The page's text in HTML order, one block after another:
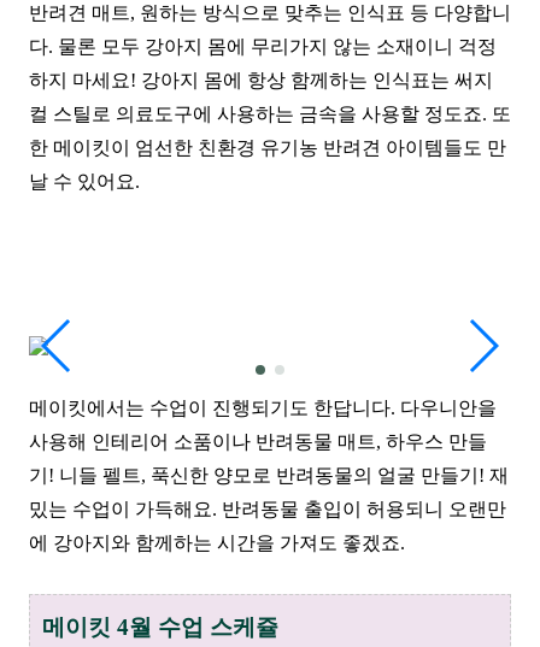
반려견 매트, 원하는 방식으로 맞추는 인식표 등 다양합니
다. 물론 모두 강아지 몸에 무리가지 않는 소재이니 걱정
하지 마세요! 강아지 몸에 항상 함께하는 인식표는 써지
컬 스틸로 의료도구에 사용하는 금속을 사용할 정도죠. 또
한 메이킷이 엄선한 친환경 유기농 반려견 아이템들도 만
날 수 있어요.
메이킷에서는 수업이 진행되기도 한답니다. 다우니안을
사용해 인테리어 소품이나 반려동물 매트, 하우스 만들
기! 니들 펠트, 푹신한 양모로 반려동물의 얼굴 만들기! 재
밌는 수업이 가득해요. 반려동물 출입이 허용되니 오랜만
에 강아지와 함께하는 시간을 가져도 좋겠죠.
메이 킷 4월 수업 스케쥴